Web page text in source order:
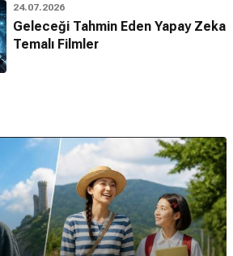
24.07.2026
Geleceği Tahmin Eden Yapay Zeka
Temalı Filmler